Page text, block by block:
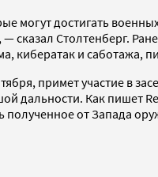
могут достигать
Столтенберг.
кибератак и саботажа,
примет участие в
дальности. Как пишет
от Запада